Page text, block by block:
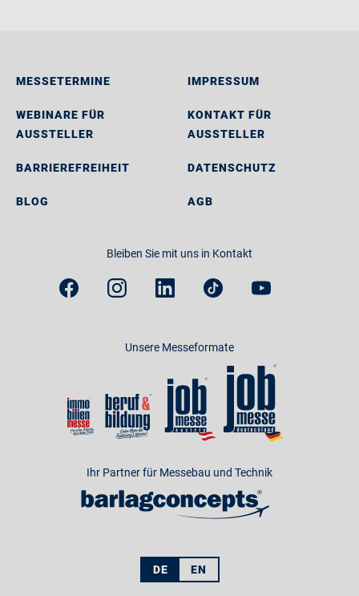
MESSETERMINE
WEBINARE FÜR
AUSSTELLER
BARRIEREFREIHEIT
BLOG
IMPRESSUM
KONTAKT FÜR
AUSSTELLER
DATENSCHUTZ
AGB
Bleiben Sie mit uns in Kontakt
Unsere Messeformate
Ihr Partner für Messebau und Technik
DE EN